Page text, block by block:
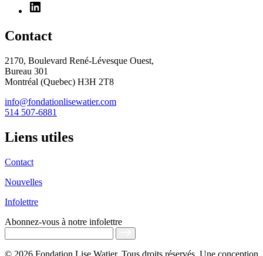
Contact
2170, Boulevard René-Lévesque Ouest,
Bureau 301
Montréal (Quebec) H3H 2T8
info@fondationlisewatier.com
514 507-6881
Liens utiles
Contact
Nouvelles
Infolettre
Abonnez-vous à notre infolettre
© 2026 Fondation Lise Watier. Tous droits réservés. Une conception